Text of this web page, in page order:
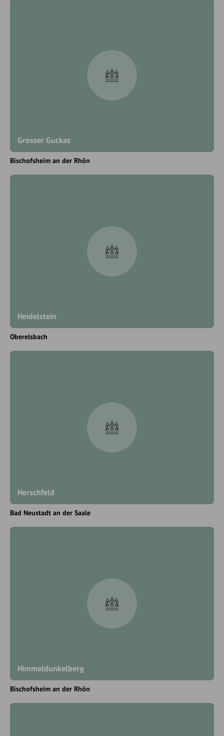
Grosser Guckas
Bischofsheim an der Rhön
Heidelstein
Oberelsbach
Herschfeld
Bad Neustadt an der Saale
Himmeldunkelberg
Bischofsheim an der Rhön